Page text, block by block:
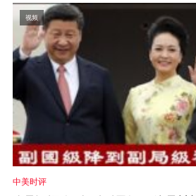
视频
中美时评